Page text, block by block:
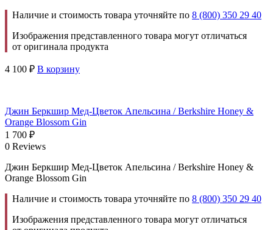
Наличие и стоимость товара уточняйте по 8 (800) 350 29 40
Изображения представленного товара могут отличаться
от оригинала продукта
4 100 ₽ В корзину
Джин Беркшир Мед-Цветок Апельсина / Berkshire Honey &
Orange Blossom Gin
1 700 ₽
0 Reviews
Джин Беркшир Мед-Цветок Апельсина / Berkshire Honey &
Orange Blossom Gin
Наличие и стоимость товара уточняйте по 8 (800) 350 29 40
Изображения представленного товара могут отличаться